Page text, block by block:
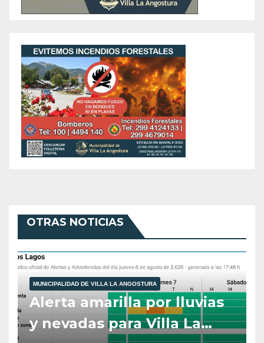
OTRAS NOTICIAS
MUNICIPALIDAD DE VILLA LA ANGOSTURA
Alerta amarilla por lluvias
y nevadas para Villa La